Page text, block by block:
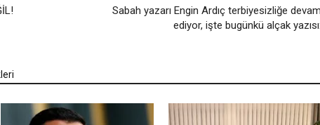
Sabah yazarı Engin Ardıç terbiyesizliğe devam
ediyor, işte bugünkü alçak yazısı: